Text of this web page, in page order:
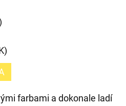
farbami a dokonale ladí